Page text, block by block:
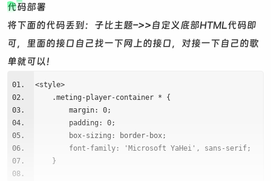
代码部署
将下面的代码丢到：子比主题–>>自定义底部HTML代码即
可，里面的接口自己找一下网上的接口，对接一下自己的歌
单就可以！
<style>
.meting-player-container * {
margin: 0;
padding: 0;
box-sizing: border-box;
font-family: 'Microsoft YaHei', sans-serif;
}